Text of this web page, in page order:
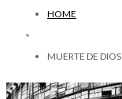
HOME
MUERTE DE DIOS